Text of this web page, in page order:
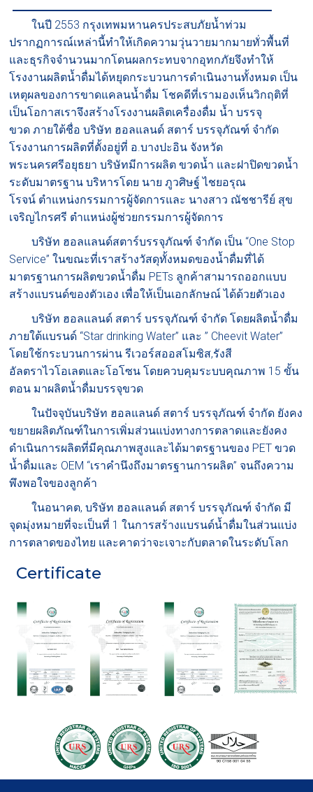
ในปี 2553 กรุงเทพมหานครประสบภัยน้ำท่วม
ปรากฏการณ์เหล่านี้ทำให้เกิดความวุ่นวายมากมายทั่วพื้นที่
และธุรกิจจำนวนมากโดนผลกระทบจากอุทกภัยจึงทำให้
โรงงานผลิตนํ้าดื่มได้หยุดกระบวนการดำเนินงานทั้งหมด เป็น
เหตุผลของการขาดแคลนน้ำดื่ม โชคดีที่เรามองเห็นวิกฤติที่
เป็นโอกาสเราจึงสร้างโรงงานผลิตเครื่องดื่ม น้ำ บรรจุ
ขวด ภายใต้ชื่อ บริษัท ฮอลแลนด์ สตาร์ บรรจุภัณฑ์ จำกัด
โรงงานการผลิตที่ตั้งอยู่ที่ อ.บางปะอิน จังหวัด
พระนครศรีอยุธยา บริษัทมีการผลิต ขวดน้ำ และฝาปิดขวดน้ำ
ระดับมาตรฐาน บริหารโดย นาย ภูวศิษฐ์ ไชยอรุณ
โรจน์ ตำแหน่งกรรมการผู้จัดการและ นางสาว ณัชชารีย์ สุข
เจริญไกรศรี ตำแหน่งผู้ช่วยกรรมการผู้จัดการ
บริษัท ฮอลแลนด์สตาร์บรรจุภัณฑ์ จำกัด เป็น “One Stop
Service” ในขณะที่เราสร้างวัสดุทั้งหมดของน้ำดื่มที่ได้
มาตรฐานการผลิตขวดน้ำดื่ม PETs ลูกค้าสามารถออกแบบ
สร้างแบรนด์ของตัวเอง เพื่อให้เป็นเอกลักษณ์ ได้ด้วยตัวเอง
บริษัท ฮอลแลนด์ สตาร์ บรรจุภัณฑ์ จำกัด โดยผลิตน้ำดื่ม
ภายใต้แบรนด์ “Star drinking Water” และ ” Cheevit Water”
โดยใช้กระบวนการผ่าน รีเวอร์สออสโมซิส,รังสี
อัลตราไวโอเลตและโอโซน โดยควบคุมระบบคุณภาพ 15 ขั้น
ตอน มาผลิตนํ้าดื่มบรรจุขวด
ในปัจจุบันบริษัท ฮอลแลนด์ สตาร์ บรรจุภัณฑ์ จำกัด ยังคง
ขยายผลิตภัณฑ์ในการเพิ่มส่วนแบ่งทางการตลาดและยังคง
ดำเนินการผลิตที่มีคุณภาพสูงและได้มาตรฐานของ PET ขวด
น้ำดื่มและ OEM “เราคำนึงถึงมาตรฐานการผลิต” จนถึงความ
พึงพอใจของลูกค้า
ในอนาคต, บริษัท ฮอลแลนด์ สตาร์ บรรจุภัณฑ์ จำกัด มี
จุดมุ่งหมายที่จะเป็นที่ 1 ในการสร้างแบรนด์น้ำดื่มในส่วนแบ่ง
การตลาดของไทย และคาดว่าจะเจาะกับตลาดในระดับโลก
Certificate